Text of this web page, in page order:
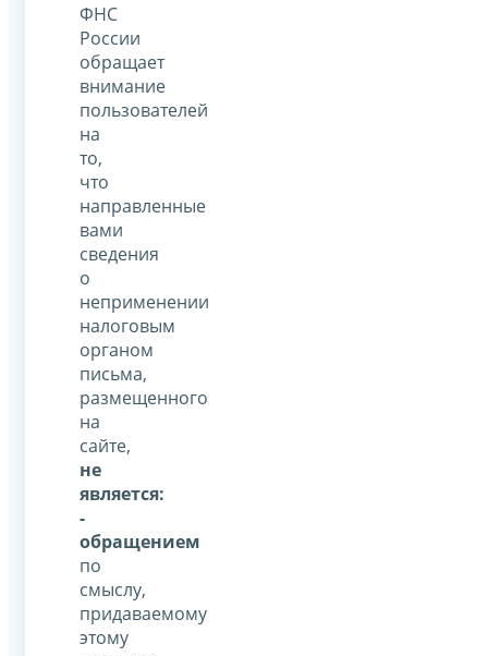
ФНС
России
обращает
внимание
пользователей
на
то,
что
направленные
вами
сведения
о
неприменении
налоговым
органом
письма,
размещенного
на
сайте,
не
является:
-
обращением
по
смыслу,
придаваемому
этому